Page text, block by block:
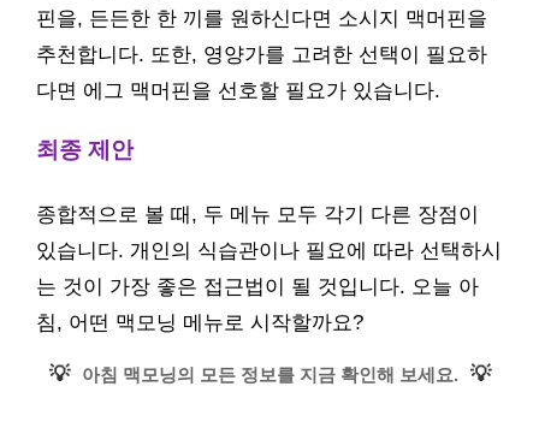
핀을, 든든한 한 끼를 원하신다면 소시지 맥머핀을
추천합니다. 또한, 영양가를 고려한 선택이 필요하
다면 에그 맥머핀을 선호할 필요가 있습니다.
최종 제안
종합적으로 볼 때, 두 메뉴 모두 각기 다른 장점이
있습니다. 개인의 식습관이나 필요에 따라 선택하시
는 것이 가장 좋은 접근법이 될 것입니다. 오늘 아
침, 어떤 맥모닝 메뉴로 시작할까요?
💡 아침 맥모닝의 모든 정보를 지금 확인해 보세요. 💡